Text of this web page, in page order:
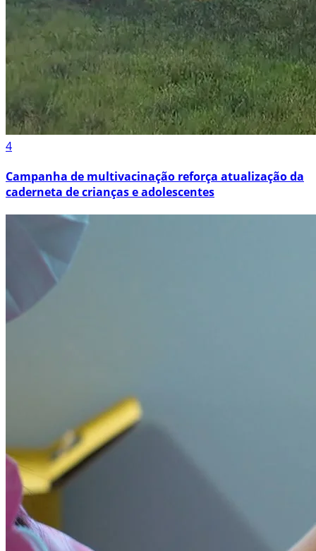
4
Campanha de multivacinação reforça atualização da
caderneta de crianças e adolescentes